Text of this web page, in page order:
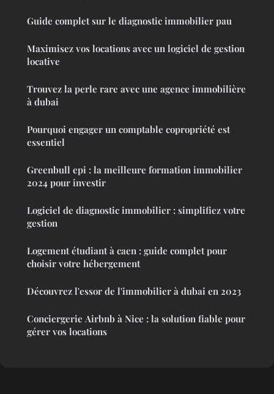
Guide complet sur le diagnostic immobilier pau
Maximisez vos locations avec un logiciel de gestion
locative
Trouvez la perle rare avec une agence immobilière
à dubai
Pourquoi engager un comptable copropriété est
essentiel
Greenbull epi : la meilleure formation immobilier
2024 pour investir
Logiciel de diagnostic immobilier : simplifiez votre
gestion
Logement étudiant à caen : guide complet pour
choisir votre hébergement
Découvrez l'essor de l'immobilier à dubai en 2023
Conciergerie Airbnb à Nice : la solution fiable pour
gérer vos locations